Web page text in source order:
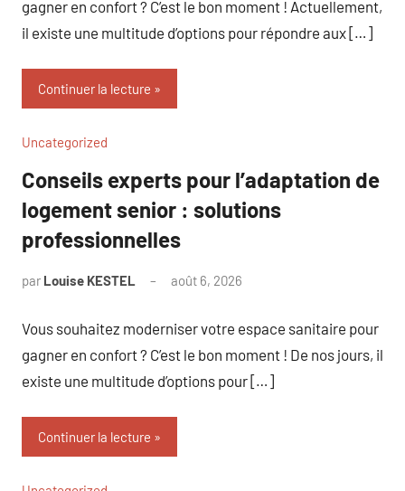
gagner en confort ? C’est le bon moment ! Actuellement,
il existe une multitude d’options pour répondre aux […]
Continuer la lecture
Uncategorized
Conseils experts pour l’adaptation de
logement senior : solutions
professionnelles
par Louise KESTEL août 6, 2026
Vous souhaitez moderniser votre espace sanitaire pour
gagner en confort ? C’est le bon moment ! De nos jours, il
existe une multitude d’options pour […]
Continuer la lecture